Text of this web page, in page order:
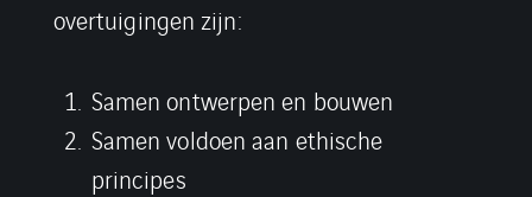
overtuigingen zijn:
Samen ontwerpen en bouwen
Samen voldoen aan ethische
principes